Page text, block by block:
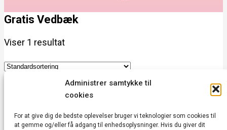
Administrer samtykke til
cookies
For at give dig de bedste oplevelser bruger vi teknologier som cookies til
at gemme og/eller få adgang til enhedsoplysninger. Hvis du giver dit
Gratis Vedbæk
Viser 1 resultat
0,00kr. Læs mere